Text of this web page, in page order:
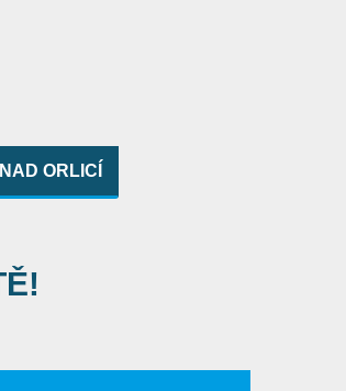
ORLICÍ